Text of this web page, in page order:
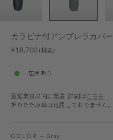
カラビナ付アンブレラカバー
Regular
¥18,700 (税込)
在庫あり
翌営業日以内に発送: 詳細は こちら
折りたたみ傘は付属しておりません。
COLOR — Gray